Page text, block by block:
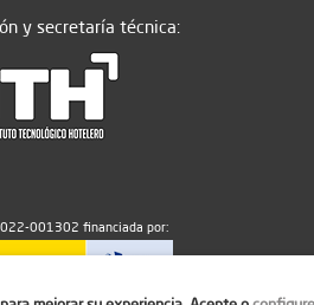
y secretaría técnica:
001302 financiada por: